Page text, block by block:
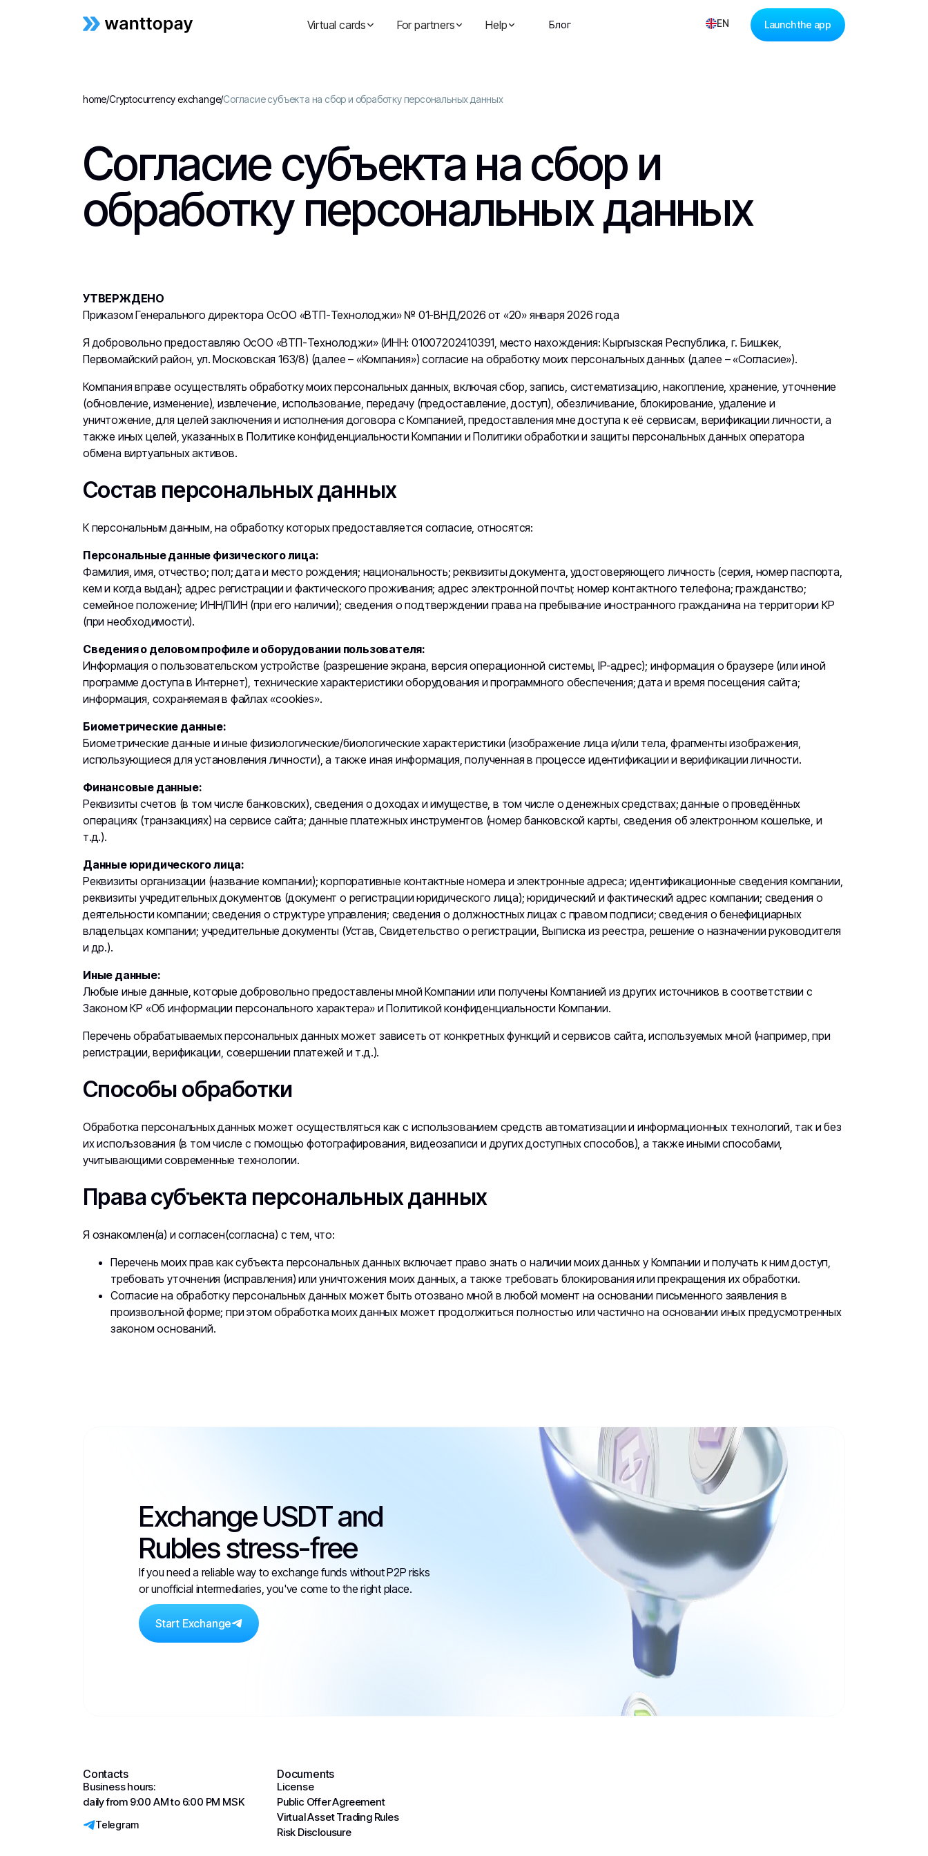
Virtual cards For partners Help Блог EN Launch the app
home/Cryptocurrency exchange/Согласие субъекта на сбор и обработку персональных данных
Согласие субъекта на сбор и
обработку персональных данных
УТВЕРЖДЕНО
Приказом Генерального директора ОсОО «ВТП-Технолоджи» № 01-ВНД/2026 от «20» января 2026 года
Я добровольно предоставляю ОсОО «ВТП-Технолоджи» (ИНН: 01007202410391, место нахождения: Кыргызская Республика, г. Бишкек,
Первомайский район, ул. Московская 163/8) (далее – «Компания») согласие на обработку моих персональных данных (далее – «Согласие»).
Компания вправе осуществлять обработку моих персональных данных, включая сбор, запись, систематизацию, накопление, хранение, уточнение
(обновление, изменение), извлечение, использование, передачу (предоставление, доступ), обезличивание, блокирование, удаление и
уничтожение, для целей заключения и исполнения договора с Компанией, предоставления мне доступа к её сервисам, верификации личности, а
также иных целей, указанных в Политике конфиденциальности Компании и Политики обработки и защиты персональных данных оператора
обмена виртуальных активов.
Состав персональных данных
К персональным данным, на обработку которых предоставляется согласие, относятся:
Персональные данные физического лица:
Фамилия, имя, отчество; пол; дата и место рождения; национальность; реквизиты документа, удостоверяющего личность (серия, номер паспорта,
кем и когда выдан); адрес регистрации и фактического проживания; адрес электронной почты; номер контактного телефона; гражданство;
семейное положение; ИНН/ПИН (при его наличии); сведения о подтверждении права на пребывание иностранного гражданина на территории КР
(при необходимости).
Сведения о деловом профиле и оборудовании пользователя:
Информация о пользовательском устройстве (разрешение экрана, версия операционной системы, IP-адрес); информация о браузере (или иной
программе доступа в Интернет), технические характеристики оборудования и программного обеспечения; дата и время посещения сайта;
информация, сохраняемая в файлах «cookies».
Биометрические данные:
Биометрические данные и иные физиологические/биологические характеристики (изображение лица и/или тела, фрагменты изображения,
использующиеся для установления личности), а также иная информация, полученная в процессе идентификации и верификации личности.
Финансовые данные:
Реквизиты счетов (в том числе банковских), сведения о доходах и имуществе, в том числе о денежных средствах; данные о проведённых
операциях (транзакциях) на сервисе сайта; данные платежных инструментов (номер банковской карты, сведения об электронном кошельке, и
т.д.).
Данные юридического лица:
Реквизиты организации (название компании); корпоративные контактные номера и электронные адреса; идентификационные сведения компании,
реквизиты учредительных документов (документ о регистрации юридического лица); юридический и фактический адрес компании; сведения о
деятельности компании; сведения о структуре управления; сведения о должностных лицах с правом подписи; сведения о бенефициарных
владельцах компании; учредительные документы (Устав, Свидетельство о регистрации, Выписка из реестра, решение о назначении руководителя
и др.).
Иные данные:
Любые иные данные, которые добровольно предоставлены мной Компании или получены Компанией из других источников в соответствии с
Законом КР «Об информации персонального характера» и Политикой конфиденциальности Компании.
Перечень обрабатываемых персональных данных может зависеть от конкретных функций и сервисов сайта, используемых мной (например, при
регистрации, верификации, совершении платежей и т.д.).
Способы обработки
Обработка персональных данных может осуществляться как с использованием средств автоматизации и информационных технологий, так и без
их использования (в том числе с помощью фотографирования, видеозаписи и других доступных способов), а также иными способами,
учитывающими современные технологии.
Права субъекта персональных данных
Я ознакомлен(а) и согласен(согласна) с тем, что:
Перечень моих прав как субъекта персональных данных включает право знать о наличии моих данных у Компании и получать к ним доступ,
требовать уточнения (исправления) или уничтожения моих данных, а также требовать блокирования или прекращения их обработки.
Согласие на обработку персональных данных может быть отозвано мной в любой момент на основании письменного заявления в
произвольной форме; при этом обработка моих данных может продолжиться полностью или частично на основании иных предусмотренных
законом оснований.
Exchange USDT and
Rubles stress-free
If you need a reliable way to exchange funds without P2P risks
or unofficial intermediaries, you've come to the right place.
Start Exchange
Contacts
Business hours:
daily from 9:00 AM to 6:00 PM MSK
Telegram
Documents
License
Public Offer Agreement
Virtual Asset Trading Rules
Risk Disclousure